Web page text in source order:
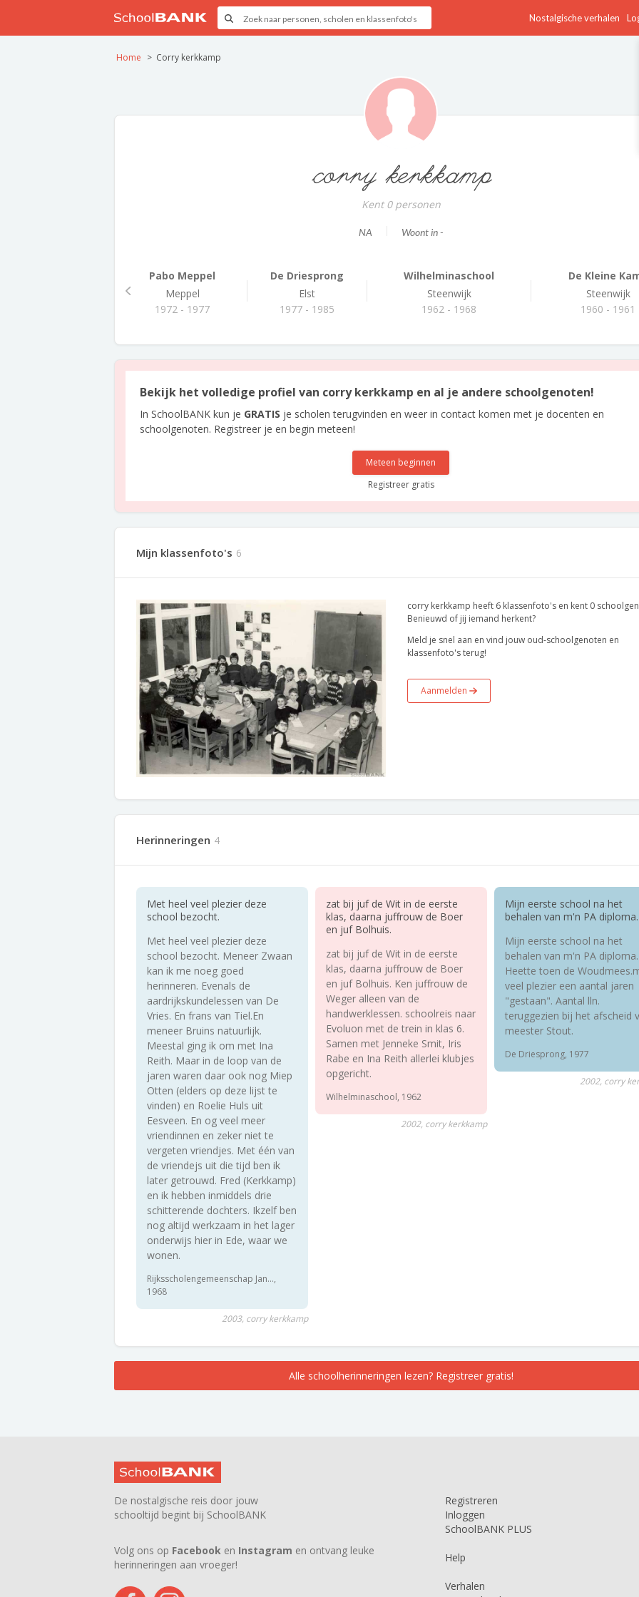
Nostalgische verhalen
Home Corry kerkkamp
corry kerkkamp
Kent 0 personen
NA Woont in -
Pabo Meppel
Meppel
1972 - 1977
De Driesprong
Elst
1977 - 1985
Wilhelminaschool
Steenwijk
1962 - 1968
De Kleine
Steenwijk
1960 - 1961
Bekijk het volledige profiel van corry kerkkamp en al je andere schoolgenoten!
In SchoolBANK kun je GRATIS je scholen terugvinden en weer in contact komen met je docenten en
schoolgenoten. Registreer je en begin meteen!
Meteen beginnen
Registreer gratis
Mijn klassenfoto's 6
corry kerkkamp heeft 6 klassenfoto's en kent 0
Benieuwd of jij iemand herkent?
Meld je snel aan en vind jouw oud-schoolgenoten en
klassenfoto's terug!
Aanmelden
Herinneringen 4
Met heel veel plezier deze
school bezocht.
Met heel veel plezier deze
school bezocht. Meneer Zwaan
kan ik me noeg goed
herinneren. Evenals de
aardrijkskundelessen van De
Vries. En frans van Tiel.En
meneer Bruins natuurlijk.
Meestal ging ik om met Ina
Reith. Maar in de loop van de
jaren waren daar ook nog Miep
Otten (elders op deze lijst te
vinden) en Roelie Huls uit
Eesveen. En og veel meer
vriendinnen en zeker niet te
vergeten vriendjes. Met één van
de vriendejs uit die tijd ben ik
later getrouwd. Fred (Kerkkamp)
en ik hebben inmiddels drie
schitterende dochters. Ikzelf ben
nog altijd werkzaam in het lager
onderwijs hier in Ede, waar we
wonen.
Rijksscholengemeenschap Jan...,
1968
2003, corry kerkkamp
zat bij juf de Wit in de eerste
klas, daarna juffrouw de Boer
en juf Bolhuis.
zat bij juf de Wit in de eerste
klas, daarna juffrouw de Boer
en juf Bolhuis. Ken juffrouw de
Weger alleen van de
handwerklessen. schoolreis naar
Evoluon met de trein in klas 6.
Samen met Jenneke Smit, Iris
Rabe en Ina Reith allerlei klubjes
opgericht.
Wilhelminaschool, 1962
2002, corry kerkkamp
Mijn eerste school na het
behalen van m'n PA diploma.
Mijn eerste school na het
behalen van m'n PA diploma.
Heette toen de
veel plezier een aantal jaren
"gestaan". Aantal lln.
teruggezien bij het afscheid
meester Stout.
De Driesprong, 1977
2002, corry
Alle schoolherinneringen lezen? Registreer gratis!
De nostalgische reis door jouw
schooltijd begint bij SchoolBANK
Volg ons op Facebook en Instagram en ontvang leuke
herinneringen aan vroeger!
Registreren
Inloggen
SchoolBANK PLUS
Help
Verhalen